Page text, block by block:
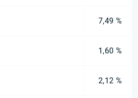
7,49 %
1,60 %
2,12 %